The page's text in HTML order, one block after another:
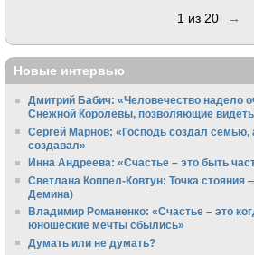
1 из 20 →
Новые интервью
Дмитрий Бабич: «Человечество надело
Снежной Королевы, позволяющие видеть
Сергей Марнов: «Господь создал семью,
создавал»
Инна Андреева: «Счастье – это быть
Светлана Коппел-Ковтун: Точка стояния
Демина)
Владимир Романенко: «Счастье – это
юношеские мечты сбылись»
Думать или не думать?